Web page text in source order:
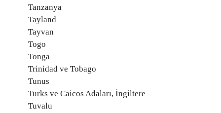
Tanzanya
Tayland
Tayvan
Togo
Tonga
Trinidad ve Tobago
Tunus
Turks ve Caicos Adaları, İngiltere
Tuvalu